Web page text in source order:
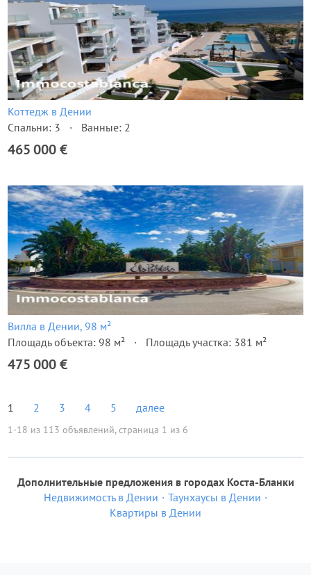
Коттедж в Дении
Спальни: 3
Ванные: 2
465 000 €
Вилла в Дении, 98 м²
Площадь объекта: 98 м²
Площадь участка: 381 м²
475 000 €
1 2 3 4 5 далее
1-18 из 113 объявлений, страница 1 из 6
Дополнительные предложения в городах Коста-Бланки
Недвижимость в Дении
Таунхаусы в Дении
Квартиры в Дении